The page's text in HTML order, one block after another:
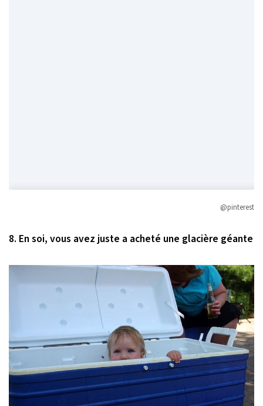
@pinterest
8. En soi, vous avez juste a acheté une glacière géante